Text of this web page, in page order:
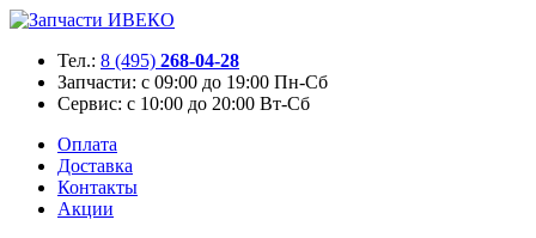
Тел.: 8 (495) 268-04-28
Запчасти: с 09:00 до 19:00 Пн-Сб
Сервис: с 10:00 до 20:00 Вт-Сб
Оплата
Доставка
Контакты
Акции